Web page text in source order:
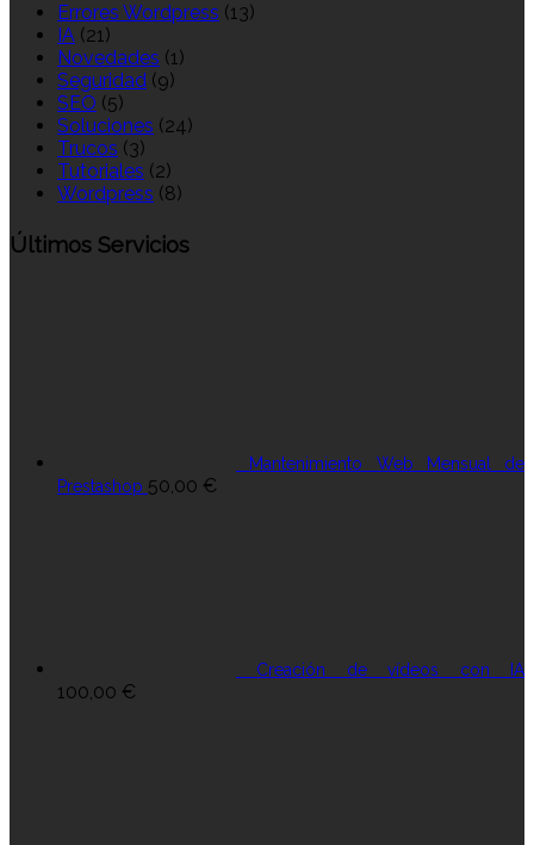
Errores Wordpress (13)
IA (21)
Novedades (1)
Seguridad (9)
SEO (5)
Soluciones (24)
Trucos (3)
Tutoriales (2)
Wordpress (8)
Últimos Servicios
Mantenimiento Web Mensual de
Prestashop 50,00 €
Creación de vídeos con IA
100,00 €